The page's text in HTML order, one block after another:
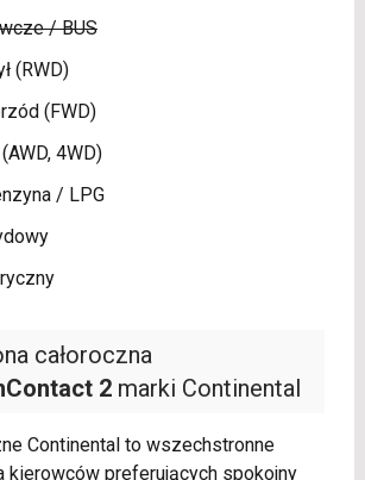
całoroczna
2marki Continental
Continental to wszechstronne
kierowców preferujących spokojny
/ BUS
(RWD)
(FWD)
4WD)
/ LPG